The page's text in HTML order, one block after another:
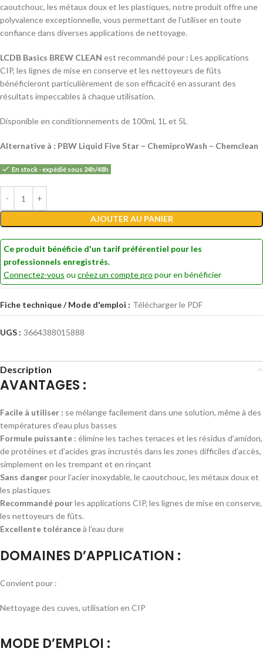
caoutchouc, les métaux doux et les plastiques, notre produit offre une
polyvalence exceptionnelle, vous permettant de l’utiliser en toute
confiance dans diverses applications de nettoyage.
LCDB Basics BREW CLEAN est recommandé pour : Les applications
CIP, les lignes de mise en conserve et les nettoyeurs de fûts
bénéficieront particulièrement de son efficacité en assurant des
résultats impeccables à chaque utilisation.
Disponible en conditionnements de 100ml, 1L et 5L
Alternative à : PBW Liquid Five Star – ChemiproWash – Chemclean
En stock - expédié sous 24h/48h
AJOUTER AU PANIER
Ce produit bénéficie d'un tarif préférentiel pour les
professionnels enregistrés.
Connectez-vous ou créez un compte pro pour en bénéficier
Fiche technique / Mode d'emploi : Télécharger le PDF
UGS : 3664388015888
Description
AVANTAGES :
Facile à utiliser : se mélange facilement dans une solution, même à des
températures d’eau plus basses
Formule puissante : élimine les taches tenaces et les résidus d’amidon,
de protéines et d’acides gras incrustés dans les zones difficiles d’accès,
simplement en les trempant et en rinçant
Sans dangerpour l’acier inoxydable, le caoutchouc, les métaux doux et
les plastiques
Recommandé pourles applications CIP, les lignes de mise en conserve,
les nettoyeurs de fûts.
Excellente toléranceà l’eau dure
DOMAINES D’APPLICATION :
Convient pour :
Nettoyage des cuves, utilisation en CIP
MODE D’EMPLOI :